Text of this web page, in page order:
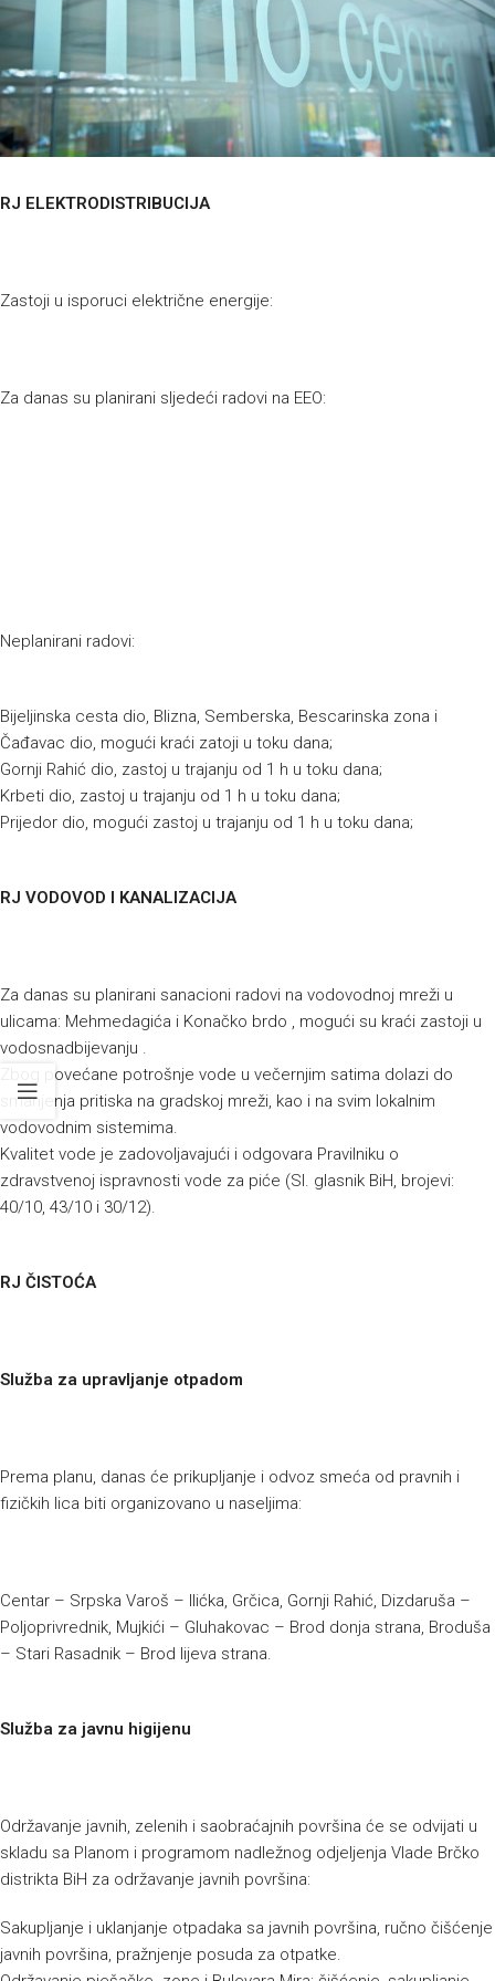
RJ ELEKTRODISTRIBUCIJA
Zastoji u isporuci električne energije:
Za danas su planirani sljedeći radovi na EEO:
Neplanirani radovi:
Bijeljinska cesta dio, Blizna, Semberska, Bescarinska zona i
Čađavac dio, mogući kraći zatoji u toku dana;
Gornji Rahić dio, zastoj u trajanju od 1 h u toku dana;
Krbeti dio, zastoj u trajanju od 1 h u toku dana;
Prijedor dio, mogući zastoj u trajanju od 1 h u toku dana;
RJ VODOVOD I KANALIZACIJA
Za danas su planirani sanacioni radovi na vodovodnoj mreži u
ulicama: Mehmedagića i Konačko brdo , mogući su kraći zastoji u
vodosnadbijevanju .
Zbog povećane potrošnje vode u večernjim satima dolazi do
smanjenja pritiska na gradskoj mreži, kao i na svim lokalnim
vodovodnim sistemima.
Kvalitet vode je zadovoljavajući i odgovara Pravilniku o
zdravstvenoj ispravnosti vode za piće (Sl. glasnik BiH, brojevi:
40/10, 43/10 i 30/12).
RJ ČISTOĆA
Služba za upravljanje otpadom
Prema planu, danas će prikupljanje i odvoz smeća od pravnih i
fizičkih lica biti organizovano u naseljima:
Centar – Srpska Varoš – Ilićka, Grčica, Gornji Rahić, Dizdaruša –
Poljoprivrednik, Mujkići – Gluhakovac – Brod donja strana, Broduša
– Stari Rasadnik – Brod lijeva strana.
Služba za javnu higijenu
Održavanje javnih, zelenih i saobraćajnih površina će se odvijati u
skladu sa Planom i programom nadležnog odjeljenja Vlade Brčko
distrikta BiH za održavanje javnih površina:
Sakupljanje i uklanjanje otpadaka sa javnih površina, ručno čišćenje
javnih površina, pražnjenje posuda za otpatke.